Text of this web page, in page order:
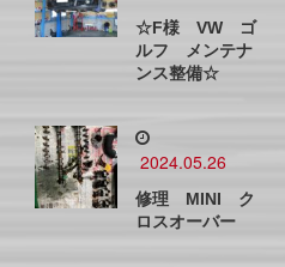
☆F様 VW ゴ
ルフ メンテナ
ンス整備☆
2024.05.26
修理 MINI ク
ロスオーバー